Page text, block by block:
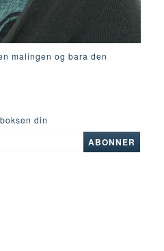
malingen og bara den
din
ABONNER